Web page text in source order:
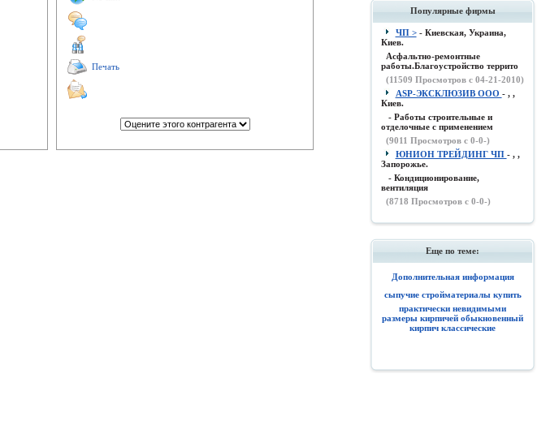
Печать
Популярные фирмы
ЧП >- Киевская, Украина,
Киев.
Асфальтно-ремонтные
работы.Благоустройство террито
(11509 Просмотров с 04-21-2010)
ASP-ЭКСКЛЮЗИВ ООО - , ,
Киев.
- Работы строительные и
отделочные с применением
(9011 Просмотров с 0-0-)
ЮНИОН ТРЕЙДИНГ ЧП - , ,
Запорожье.
- Кондиционирование,
вентиляция
(8718 Просмотров с 0-0-)
Еще по теме:
Дополнительная информация
сыпучие стройматериалы купить
практически невидимыми
размеры кирпичей обыкновенный
кирпич классические